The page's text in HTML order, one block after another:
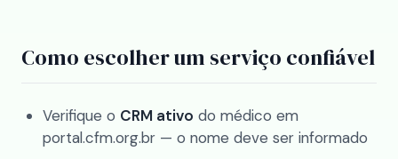
Como escolher um serviço confiável
Verifique o CRM ativo do médico em
portal.cfm.org.br — o nome deve ser informado